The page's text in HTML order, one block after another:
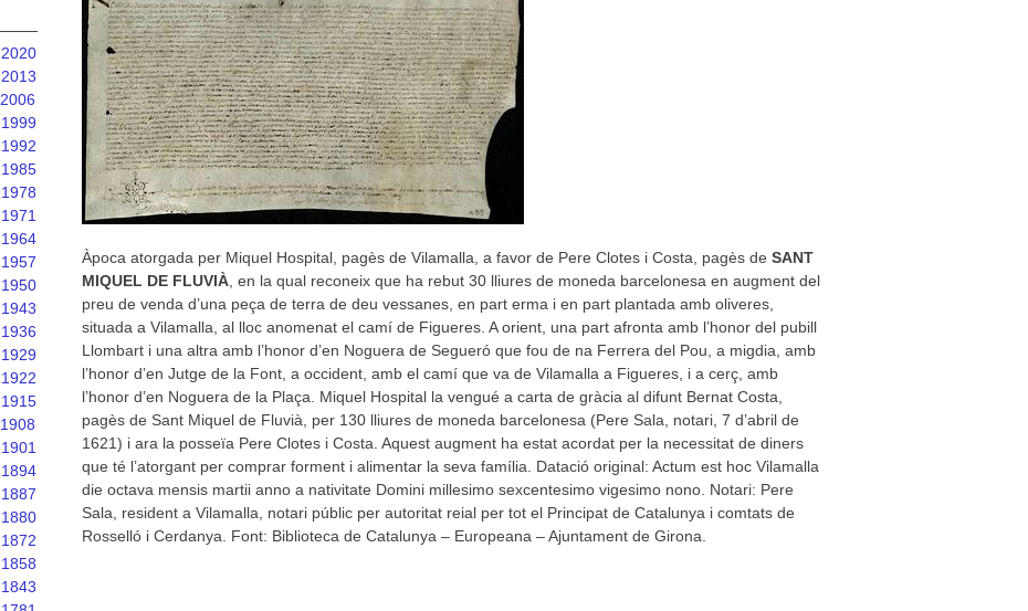
Àpoca atorgada per Miquel Hospital, pagès de Vilamalla, a favor de Pere Clotes i Costa, pagès de SANT
MIQUEL DE FLUVIÀ , en la qual reconeix que ha rebut 30 lliures de moneda barcelonesa en augment del
preu de venda d’una peça de terra de deu vessanes, en part erma i en part plantada amb oliveres,
situada a Vilamalla, al lloc anomenat el camí de Figueres. A orient, una part afronta amb l’honor del pubill
Llombart i una altra amb l’honor d’en Noguera de Segueró que fou de na Ferrera del Pou, a migdia, amb
l’honor d’en Jutge de la Font, a occident, amb el camí que va de Vilamalla a Figueres, i a cerç, amb
l’honor d’en Noguera de la Plaça. Miquel Hospital la vengué a carta de gràcia al difunt Bernat Costa,
pagès de Sant Miquel de Fluvià, per 130 lliures de moneda barcelonesa (Pere Sala, notari, 7 d’abril de
1621) i ara la posseïa Pere Clotes i Costa. Aquest augment ha estat acordat per la necessitat de diners
que té l’atorgant per comprar forment i alimentar la seva família. Datació original: Actum est hoc Vilamalla
die octava mensis martii anno a nativitate Domini millesimo sexcentesimo vigesimo nono. Notari: Pere
Sala, resident a Vilamalla, notari públic per autoritat reial per tot el Principat de Catalunya i comtats de
Rosselló i Cerdanya. Font: Biblioteca de Catalunya – Europeana – Ajuntament de Girona.
2020
2013
2006
1999
1992
1985
1978
1971
1964
1957
1950
1943
1936
1929
1922
1915
1908
1901
1894
1887
1880
1872
1858
1843